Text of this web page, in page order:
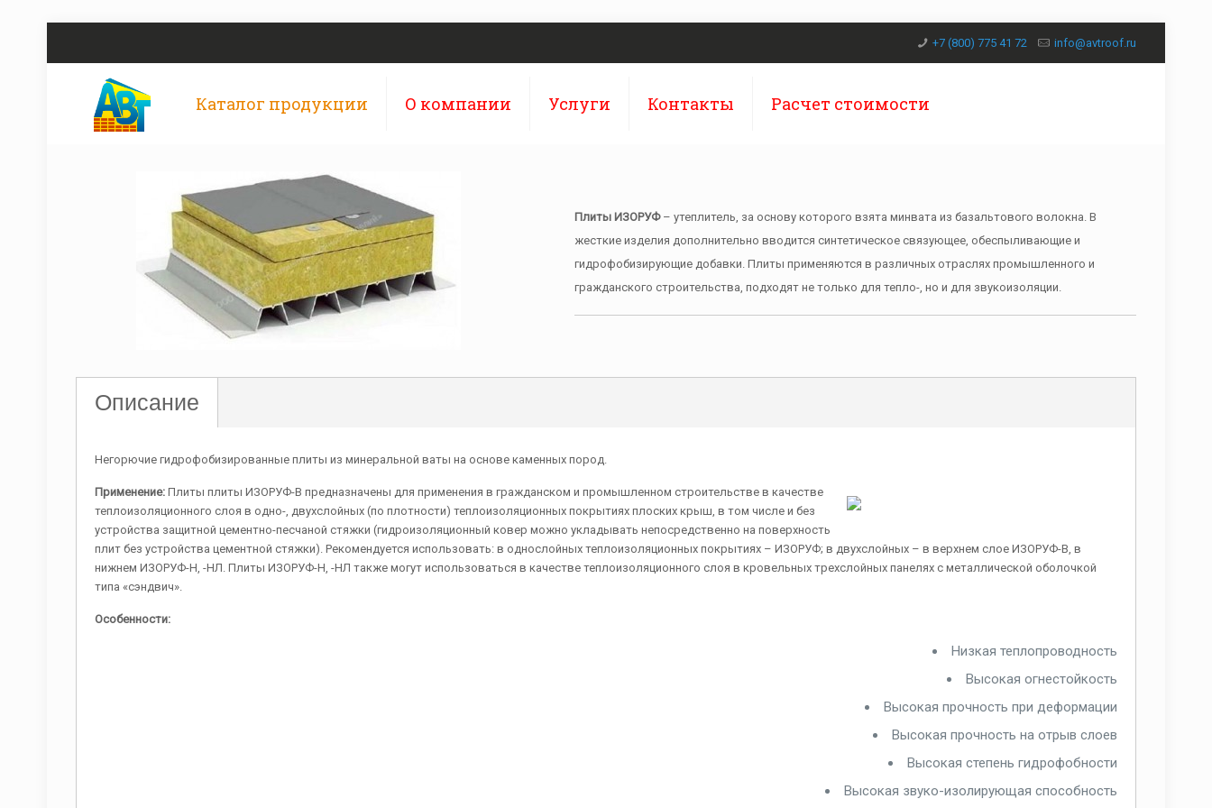
+7 (800) 775 41 72 info@avtroof.ru
Каталог продукции О компании Услуги Контакты Расчет стоимости
Плиты ИЗОРУФ– утеплитель, за основу которого взята минвата из базальтового волокна. В
жесткие изделия дополнительно вводится синтетическое связующее, обеспыливающие и
гидрофобизирующие добавки. Плиты применяются в различных отраслях промышленного и
гражданского строительства, подходят не только для тепло-, но и для звукоизоляции.
Описание
Негорючие гидрофобизированные плиты из минеральной ваты на основе каменных пород.
Применение: Плиты плиты ИЗОРУФ-В предназначены для применения в гражданском и промышленном строительстве в качестве
теплоизоляционного слоя в одно-, двухслойных (по плотности) теплоизоляционных покрытиях плоских крыш, в том числе и без
устройства защитной цементно-песчаной стяжки (гидроизоляционный ковер можно укладывать непосредственно на поверхность
плит без устройства цементной стяжки). Рекомендуется использовать: в однослойных теплоизоляционных покрытиях – ИЗОРУФ; в двухслойных – в верхнем слое ИЗОРУФ-В, в
нижнем ИЗОРУФ-Н, -НЛ. Плиты ИЗОРУФ-Н, -НЛ также могут использоваться в качестве теплоизоляционного слоя в кровельных трехслойных панелях с металлической оболочкой
типа «сэндвич».
Особенности:
Низкая теплопроводность
Высокая огнестойкость
Высокая прочность при деформации
Высокая прочность на отрыв слоев
Высокая степень гидрофобности
Высокая звуко-изолирующая способность